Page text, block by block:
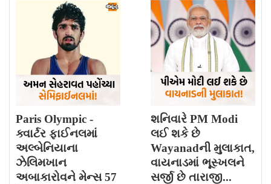
Paris Olympic -
ક્વાર્ટર ફાઈનલમાં
અલ્બેનિયાના
ઝેલિમખાન
અબાકારોવને મેન્સ 57
શનિવારે PM Modi
લઈ શકે છે
Wayanadની મુલાકાત,
વાયનાડમાં ભૂસ્ખલને
સર્જી છે તારાજી...